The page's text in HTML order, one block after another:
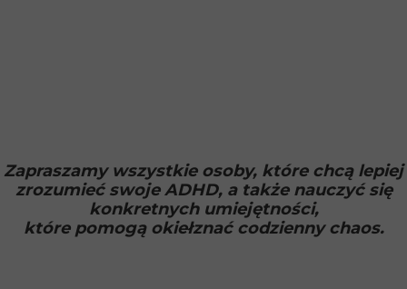
Zapraszamy wszystkie osoby, które chcą lepiej
zrozumieć swoje ADHD, a także nauczyć się
konkretnych umiejętności,
które pomogą okiełznać codzienny chaos.